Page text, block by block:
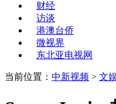
财经
访谈
港澳台侨
微视界
东北亚电视网
当前位置： 中新视频 > 文